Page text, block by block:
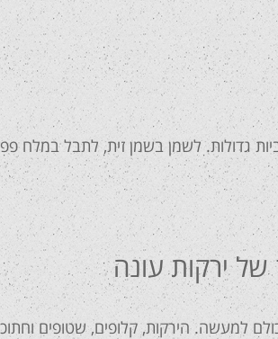
גדולות. לשמן בשמן זית, לתבל במלח
של ירקות עונה
למעשה. הירקות, קלופים, שטופים